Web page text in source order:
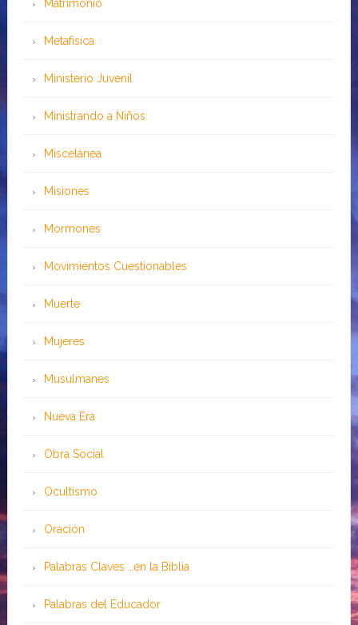
Matrimonio
Metafísica
Ministerio Juvenil
Ministrando a Niños
Miscelánea
Misiones
Mormones
Movimientos Cuestionables
Muerte
Mujeres
Musulmanes
Nueva Era
Obra Social
Ocultismo
Oración
Palabras Claves …en la Biblia
Palabras del Educador